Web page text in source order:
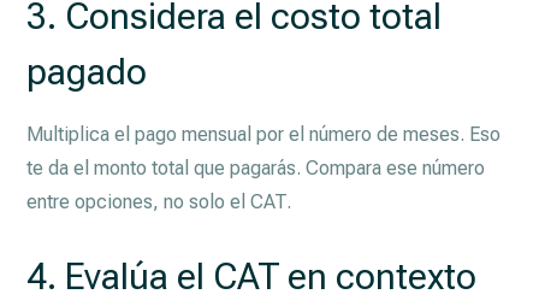
3. Considera el costo total
pagado
Multiplica el pago mensual por el número de meses. Eso
te da el monto total que pagarás. Compara ese número
entre opciones, no solo el CAT.
4. Evalúa el CAT en contexto